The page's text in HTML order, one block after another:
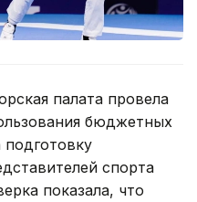
палата провела
бюджетных
спорта
показала, что